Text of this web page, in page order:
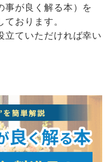
事が良く解る本）を
おります。
立ていただければ幸い